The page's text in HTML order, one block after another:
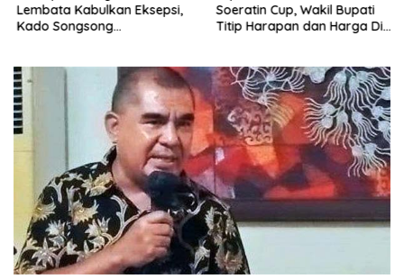
Lembata Kabulkan Eksepsi,
Kado Songsong
Soeratin Cup, Wakil Bupati
Titip Harapan dan Harga Diri